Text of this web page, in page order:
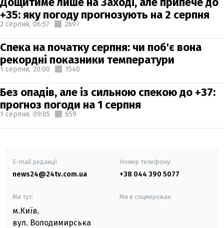
+35: яку погоду прогнозують на 2 серпня
2 серпня, 06:57 2697
Спека на початку серпня: чи поб'є вона
рекордні показники температури
1 серпня, 20:00 1540
Без опадів, але із сильною спекою до +37:
прогноз погоди на 1 серпня
1 серпня, 09:05 659
E-mail редакції
news24@24tv.com.ua
Номер телефону:
+38 044 390 5077
Ми тут:
м.Київ,
вул. Володимирська
Ми в соцмережах: